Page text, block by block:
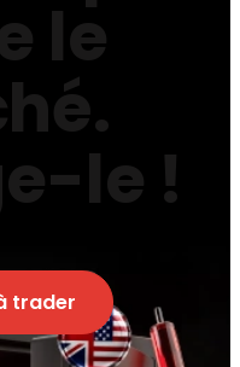
le
le !
trader